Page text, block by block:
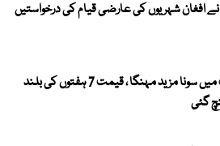
نے افغان شہریوں کی عارضی قیام کی درخواستیں
عالمی مارکیٹ میں سونا مزید مہنگا ، قیمت 7 ہفتوں کی بلند
گئی